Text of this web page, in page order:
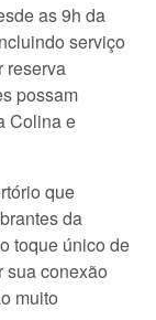
as 9h da
serviço
reserva
possam
Colina e
que
da
toque único de
sua conexão
muito